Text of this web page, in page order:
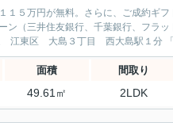
５万円が無料。さらに、ご成約ギフ
（三井住友銀行、千葉銀行、フラ
ぐ
面積 間取り
49.61㎡ 2LDK